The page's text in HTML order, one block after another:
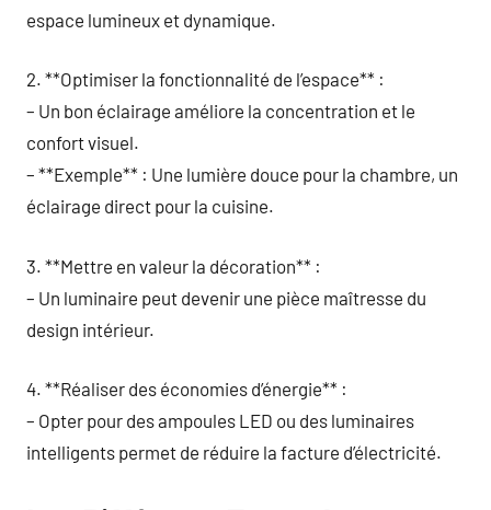
espace lumineux et dynamique.
2. **Optimiser la fonctionnalité de l’espace** :
– Un bon éclairage améliore la concentration et le
confort visuel.
– **Exemple** : Une lumière douce pour la chambre, un
éclairage direct pour la cuisine.
3. **Mettre en valeur la décoration** :
– Un luminaire peut devenir une pièce maîtresse du
design intérieur.
4. **Réaliser des économies d’énergie** :
– Opter pour des ampoules LED ou des luminaires
intelligents permet de réduire la facture d’électricité.